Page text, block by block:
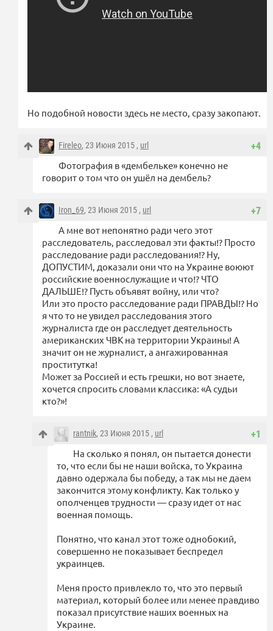
Но подобной новости здесь не место, сразу закопают.
+4
Fireleo, 23 Июня 2015 , url
Фотография в «дембельке» конечно не
говорит о том что он ушёл на дембель?
+7
Iron_69, 23 Июня 2015 , url
А мне вот непонятно ради чего этот
расследователь, расследовал эти факты!? Просто
расследование ради расследования!? Ну,
ДОПУСТИМ, доказали они что на Украине воюют
российские военнослужащие и что!? ЧТО
ДАЛЬШЕ!? Пусть объявят войну, или что?
Или это просто расследование ради ПРАВДЫ!? Но
я что то не увидел расследования этого
журналиста где он расследует деятельность
американских ЧВК на территории Украины! А
значит он не журналист, а ангажированная
проститутка!
Может за Россией и есть грешки, но вот знаете,
хочется спросить словами классика: «А судьи
кто?»!
+1
rantnik, 23 Июня 2015 , url
На сколько я понял, он пытается донести
то, что если бы не наши войска, то Украина
давно одержала бы победу, а так мы не даем
закончится этому конфликту. Как только у
ополченцев трудности — сразу идет от нас
военная помощь.
Понятно, что канал этот тоже однобокий,
совершенно не показывает беспредел
украинцев.
Меня просто привлекло то, что это первый
материал, который более или менее правдиво
показал присутствие наших военных на
Украине.